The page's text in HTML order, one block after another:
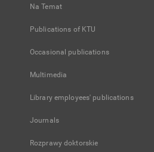
Na Temat
Publications of KTU
Occasional publications
Multimedia
Library employees' publications
Journals
Rozprawy doktorskie